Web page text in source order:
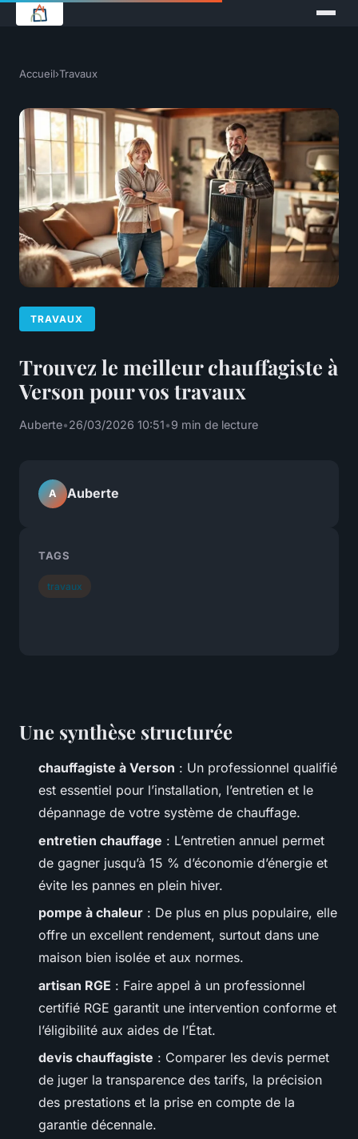
Accueil›Travaux
TRAVAUX
Trouvez le meilleur chauffagiste à
Verson pour vos travaux
Auberte•26/03/2026 10:51•9 min de lecture
Une synthèse structurée
chauffagiste à Verson : Un professionnel qualifié
est essentiel pour l’installation, l’entretien et le
dépannage de votre système de chauffage.
entretien chauffage : L’entretien annuel permet
de gagner jusqu’à 15 % d’économie d’énergie et
évite les pannes en plein hiver.
pompe à chaleur : De plus en plus populaire, elle
offre un excellent rendement, surtout dans une
maison bien isolée et aux normes.
artisan RGE : Faire appel à un professionnel
certifié RGE garantit une intervention conforme et
l’éligibilité aux aides de l’État.
devis chauffagiste : Comparer les devis permet
de juger la transparence des tarifs, la précision
des prestations et la prise en compte de la
garantie décennale.
A Auberte
TAGS
travaux